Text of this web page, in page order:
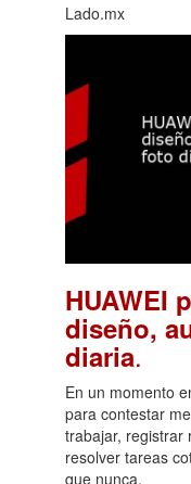
Lado.mx
HUAWEI
diseño,
diaria.
En un momento
para contestar
trabajar, registrar
resolver tareas
que nunca.